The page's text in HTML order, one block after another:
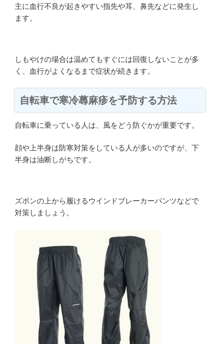
主に血行不良が起きやすい指先や耳、鼻先などに発生し
ます。
しもやけの場合は温めてもすぐには回復しないことが多
く、血行がよくなるまで症状が続きます。
自転車で寒冷蕁麻疹を予防する方法
自転車に乗っている人は、風をどう防ぐかが重要です。
顔や上半身は防寒対策をしている人が多いのですが、下
半身は油断しがちです。
ズボンの上から履けるウインドブレーカーパンツなどで
対策しましょう。